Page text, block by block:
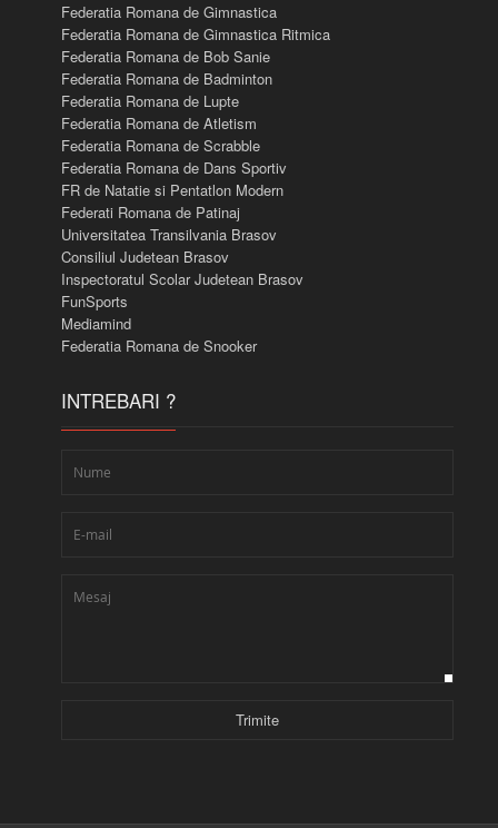
Federatia Romana de Gimnastica
Federatia Romana de Gimnastica Ritmica
Federatia Romana de Bob Sanie
Federatia Romana de Badminton
Federatia Romana de Lupte
Federatia Romana de Atletism
Federatia Romana de Scrabble
Federatia Romana de Dans Sportiv
FR de Natatie si Pentatlon Modern
Federati Romana de Patinaj
Universitatea Transilvania Brasov
Consiliul Judetean Brasov
Inspectoratul Scolar Judetean Brasov
FunSports
Mediamind
Federatia Romana de Snooker
INTREBARI ?